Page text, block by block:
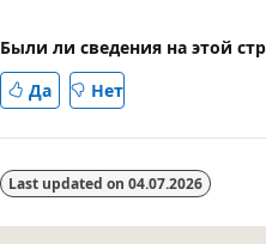
Были ли сведения на этой
Да
Нет
Last updated on 04.07.2026